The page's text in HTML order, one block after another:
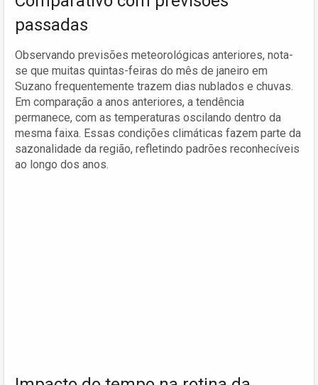
passadas
Observando previsões meteorológicas anteriores, nota-
se que muitas quintas-feiras do mês de janeiro em
Suzano frequentemente trazem dias nublados e chuvas.
Em comparação a anos anteriores, a tendência
permanece, com as temperaturas oscilando dentro da
mesma faixa. Essas condições climáticas fazem parte da
sazonalidade da região, refletindo padrões reconhecíveis
ao longo dos anos.